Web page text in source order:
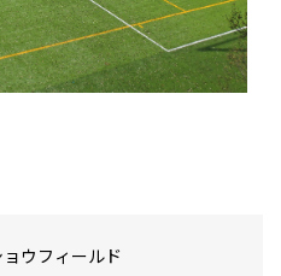
ウフィールド